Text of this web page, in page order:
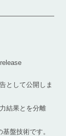
として公開しま
結果とを分離
盤技術です。